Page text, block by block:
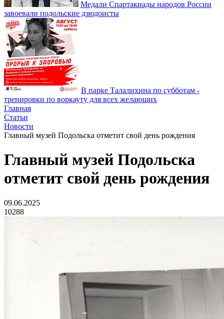
Медали Спартакиады народов России
завоевали подольские дзюдоисты
В парке Талалихина по субботам -
тренировки по воркауту для всех желающих
Главная
Статьи
Новости
Главный музей Подольска отметит свой день рождения
Главный музей Подольска
отметит свой день рождения
09.06.2025
10288